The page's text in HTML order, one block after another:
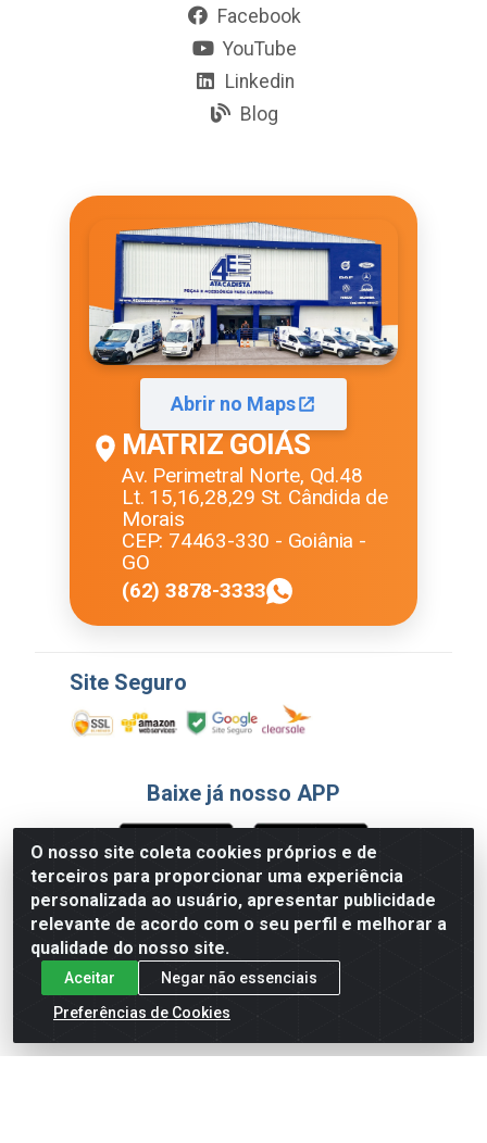
O nosso site coleta cookies próprios e de
terceiros para proporcionar uma experiência
personalizada ao usuário, apresentar publicidade
relevante de acordo com o seu perfil e melhorar a
qualidade do nosso site.
Aceitar
Negar não essenciais
Preferências de Cookies
Facebook
YouTube
Linkedin
Blog
Abrir no Maps
MATRIZ GOIÁS
Av. Perimetral Norte, Qd.48
Lt. 15,16,28,29 St. Cândida de
Morais
CEP: 74463-330 - Goiânia -
GO
(62) 3878-3333
Site Seguro
Baixe já nosso APP
Formas de Pagamento